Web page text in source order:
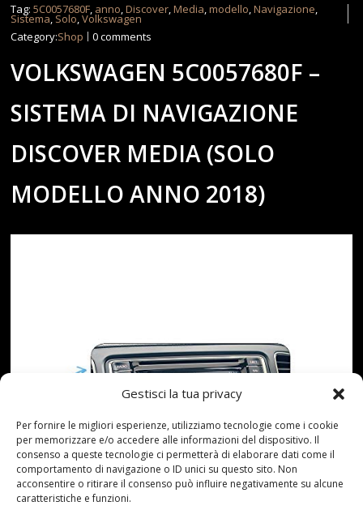
Gestisci la tua privacy
Per fornire le migliori esperienze, utilizziamo tecnologie come i cookie
per memorizzare e/o accedere alle informazioni del dispositivo. Il
consenso a queste tecnologie ci permetterà di elaborare dati come il
comportamento di navigazione o ID unici su questo sito. Non
acconsentire o ritirare il consenso può influire negativamente su alcune
caratteristiche e funzioni.
Tag:5C0057680F, anno,Discover,Media,modello,Navigazione,
Sistema, Solo,Volkswagen
Category:Shop 0 comments
VOLKSWAGEN 5C0057680F –
SISTEMA DI NAVIGAZIONE
DISCOVER MEDIA (SOLO
MODELLO ANNO 2018)